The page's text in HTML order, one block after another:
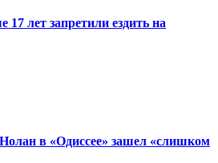
лет запретили ездить на
в «Одиссее» зашел «слишком